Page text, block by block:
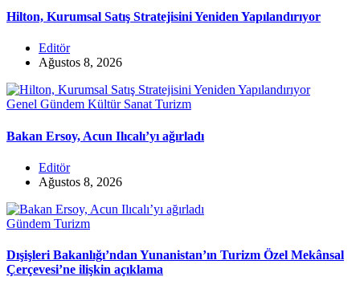
Hilton, Kurumsal Satış Stratejisini Yeniden Yapılandırıyor
Editör
Ağustos 8, 2026
Genel Gündem Kültür Sanat Turizm
Bakan Ersoy, Acun Ilıcalı’yı ağırladı
Editör
Ağustos 8, 2026
Gündem Turizm
Dışişleri Bakanlığı’ndan Yunanistan’ın Turizm Özel Mekânsal
Çerçevesi’ne ilişkin açıklama